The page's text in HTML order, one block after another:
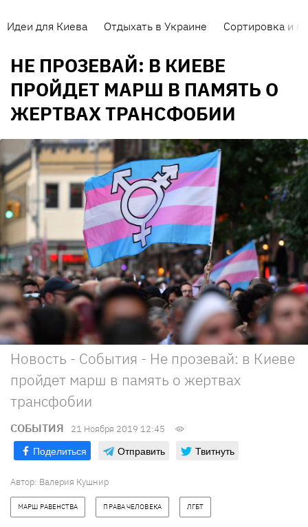
Идеи для Киева Отдыхать в Украине Сортировка и
НЕ ПРОЗЕВАЙ: В КИЕВЕ
ПРОЙДЕТ МАРШ В ПАМЯТЬ О
ЖЕРТВАХ ТРАНСФОБИИ
Новость - События - Не прозевай: в Киеве
пройдет марш в память о жертвах
трансфобии
СОБЫТИЯ 21 Ноября 2019 12:45
Поделиться Отправить Твитнуть
Автор: Валерия Кушнир
МАРШ РАВЕНСТВА ПРАВА ЧЕЛОВЕКА ЛГБТ